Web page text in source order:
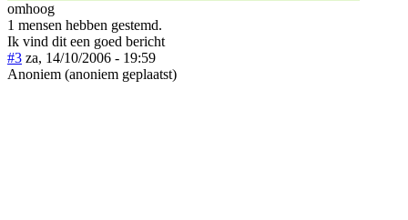
omhoog
1 mensen hebben gestemd.
Ik vind dit een goed bericht
#3 za, 14/10/2006 - 19:59
Anoniem (anoniem geplaatst)